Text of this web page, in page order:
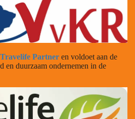
Travelife Partner en voldoet aan de
en duurzaam ondernemen in de